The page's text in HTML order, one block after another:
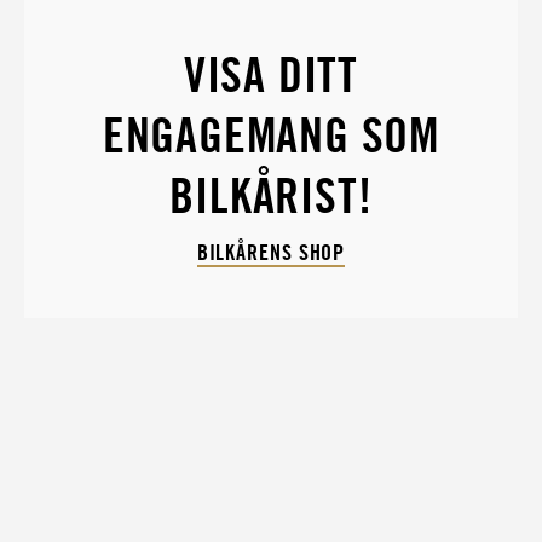
VISA DITT
ENGAGEMANG SOM
BILKÅRIST!
BILKÅRENS SHOP